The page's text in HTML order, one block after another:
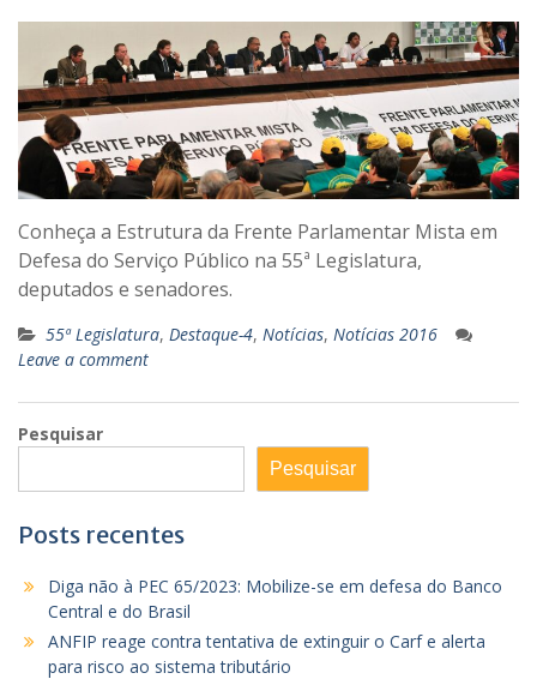
Conheça a Estrutura da Frente Parlamentar Mista em
Defesa do Serviço Público na 55ª Legislatura,
deputados e senadores.
55ª Legislatura, Destaque-4, Notícias, Notícias 2016
Leave a comment
Pesquisar
Pesquisar
Posts recentes
Diga não à PEC 65/2023: Mobilize-se em defesa do Banco
Central e do Brasil
ANFIP reage contra tentativa de extinguir o Carf e alerta
para risco ao sistema tributário